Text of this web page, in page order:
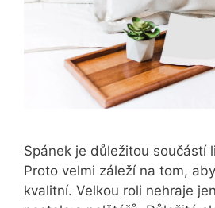
Spánek je důležitou součástí
Proto velmi záleží na tom,
kvalitní. Velkou roli nehraje